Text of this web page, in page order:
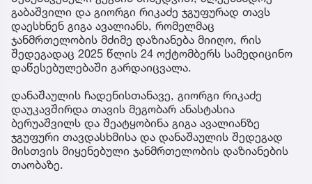
გაბაშვილი და გიორგი რიკაძე ჯგუფურად თავს
დაესხნენ გიგა ავალიანს, რომელმაც
ჯანმრთელობის მძიმე დაზიანება მიიღო, რის
შედეგადაც 2025 წლის 24 ოქტომბერს სამედიცინო
დაწესებულებაში გარდაიცვალა.
დანაშაულის ჩადენისთანავე, გიორგი რიკაძე
დაუკავშირდა თავის მეგობარ ანასტასია
ბერუაშვილს და შეატყობინა გიგა ავალიანზე
ჯგუფური თავდასხმისა და დანაშაულის შედეგად
მისთვის მიყენებული ჯანმრთელობის დაზიანების
თაობაზე.